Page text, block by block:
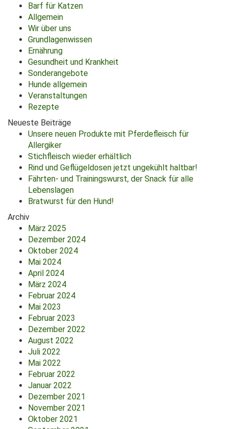
Barf für Katzen
Allgemein
Wir über uns
Grundlagenwissen
Ernährung
Gesundheit und Krankheit
Sonderangebote
Hunde allgemein
Veranstaltungen
Rezepte
Neueste Beiträge
Unsere neuen Produkte mit Pferdefleisch für
Allergiker
Stichfleisch wieder erhältlich
Rind und Geflügeldosen jetzt ungekühlt haltbar!
Fährten- und Trainingswurst, der Snack für alle
Lebenslagen
Bratwurst für den Hund!
Archiv
März 2025
Dezember 2024
Oktober 2024
Mai 2024
April 2024
März 2024
Februar 2024
Mai 2023
Februar 2023
Dezember 2022
August 2022
Juli 2022
Mai 2022
Februar 2022
Januar 2022
Dezember 2021
November 2021
Oktober 2021